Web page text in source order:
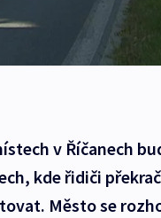
v Říčanech
kde řidiči
Město se